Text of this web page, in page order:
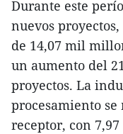
Durante este
nuevos
de 14,07 mil
un aumento del
proyectos. La
procesamiento
receptor, con